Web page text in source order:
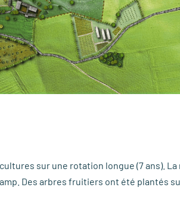
sur une rotation longue (7 ans).
Des arbres fruitiers ont été plantés